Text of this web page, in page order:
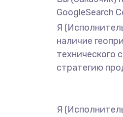
GoogleSearch
Я
наличие
технического
стратегию
Я